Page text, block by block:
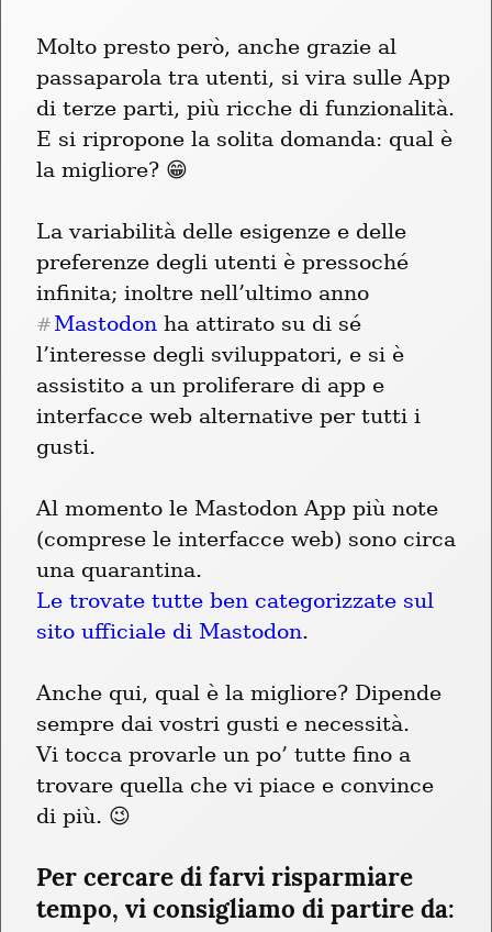
Molto presto però, anche grazie al
passaparola tra utenti, si vira sulle App
di terze parti, più ricche di funzionalità.
E si ripropone la solita domanda: qual è
la migliore? 😁
La variabilità delle esigenze e delle
preferenze degli utenti è pressoché
# Mastodon ha attirato su di sé
l’interesse degli sviluppatori, e si è
assistito a un proliferare di app e
interfacce web alternative per tutti i
gusti.
Al momento le Mastodon App più note
(comprese le interfacce web) sono circa
Le trovate tutte ben categorizzate sul
sito ufficiale di Mastodon.
Anche qui, qual è la migliore? Dipende
sempre dai vostri gusti e necessità.
Vi tocca provarle un po’ tutte fino a
trovare quella che vi piace e convince
di più. 😉
Per cercare di farvi risparmiare
tempo, vi consigliamo di partire da: